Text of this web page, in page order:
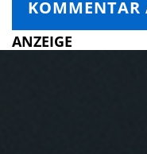
ANZEIGE